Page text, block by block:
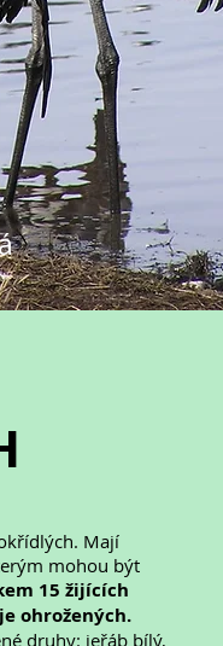
Mají
mohou být
15 žijících
ohrožených.
druhy: jeřáb bílý,